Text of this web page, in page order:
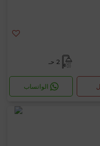
2 حـ
الواتساب